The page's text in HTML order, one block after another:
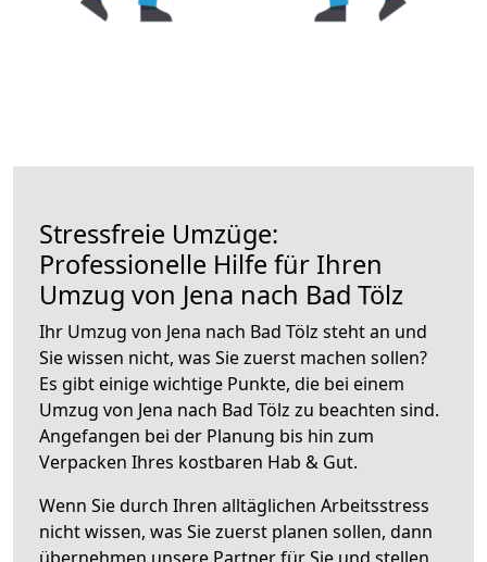
Stressfreie Umzüge:
Professionelle Hilfe für Ihren
Umzug von Jena nach Bad Tölz
Ihr Umzug von Jena nach Bad Tölz steht an und
Sie wissen nicht, was Sie zuerst machen sollen?
Es gibt einige wichtige Punkte, die bei einem
Umzug von Jena nach Bad Tölz zu beachten sind.
Angefangen bei der Planung bis hin zum
Verpacken Ihres kostbaren Hab & Gut.
Wenn Sie durch Ihren alltäglichen Arbeitsstress
nicht wissen, was Sie zuerst planen sollen, dann